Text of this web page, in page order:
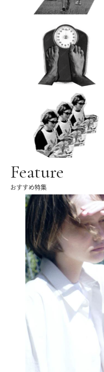
Feature
おすすめ特集